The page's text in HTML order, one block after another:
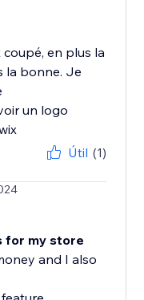
en plus la
la bonne. Je
un logo
Útil (1)
for my store
and I also